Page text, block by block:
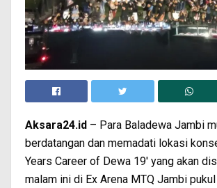
Aksara24.id – Para Baladewa Jambi
berdatangan dan memadati lokasi
Years Career of Dewa 19′ yang akan
malam ini di Ex Arena MTQ Jambi